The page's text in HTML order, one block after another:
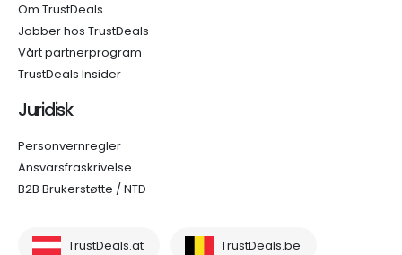
Om TrustDeals
Jobber hos TrustDeals
Vårt partnerprogram
TrustDeals Insider
Juridisk
Personvernregler
Ansvarsfraskrivelse
B2B Brukerstøtte / NTD
TrustDeals.at TrustDeals.be